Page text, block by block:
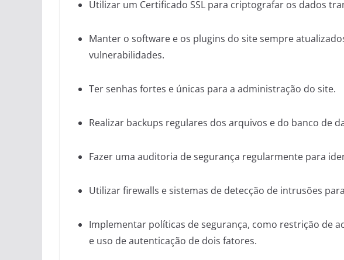
Utilizar um Certificado SSL para criptografar os dados
Manter o software e os plugins do site sempre
vulnerabilidades.
Ter senhas fortes e únicas para a administração do site.
Realizar backups regulares dos arquivos e do banco de
Fazer uma auditoria de segurança regularmente para
Utilizar firewalls e sistemas de detecção de intrusões
Implementar políticas de segurança, como restrição de
e uso de autenticação de dois fatores.